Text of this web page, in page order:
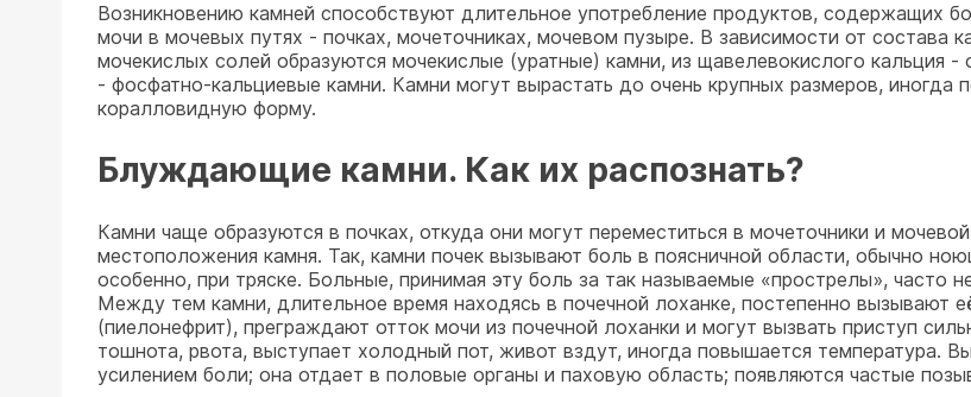
Возникновению камней способствуют длительное употребление продуктов, содержащих
мочи в мочевых путях - почках, мочеточниках, мочевом пузыре. В зависимости от состава
мочекислых солей образуются мочекислые (уратные) камни, из щавелевокислого кальция
- фосфатно-кальциевые камни. Камни могут вырастать до очень крупных размеров,
коралловидную форму.
Блуждающие камни. Как их распознать?
Камни чаще образуются в почках, откуда они могут переместиться в мочеточники и
местоположения камня. Так, камни почек вызывают боль в поясничной области, обычно
особенно, при тряске. Больные, принимая эту боль за так называемые «прострелы», часто
Между тем камни, длительное время находясь в почечной лоханке, постепенно вызывают
(пиелонефрит), преграждают отток мочи из почечной лоханки и могут вызвать приступ
тошнота, рвота, выступает холодный пот, живот вздут, иногда повышается температура.
усилением боли; она отдает в половые органы и паховую область; появляются частые